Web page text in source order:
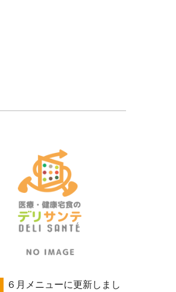
６月メニューに更新しまし